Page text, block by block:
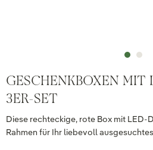
GESCHENKBOXEN MIT
3ER-SET
Diese rechteckige, rote Box mit LED-
Rahmen für Ihr liebevoll